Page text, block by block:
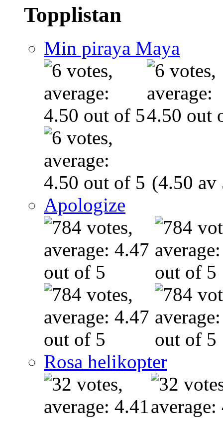
Topplistan
Min piraya Maya
(4.50 av
Apologize
Rosa helikopter